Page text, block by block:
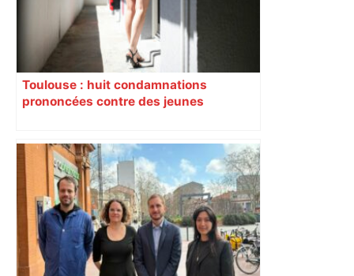
Toulouse : huit condamnations
prononcées contre des jeunes